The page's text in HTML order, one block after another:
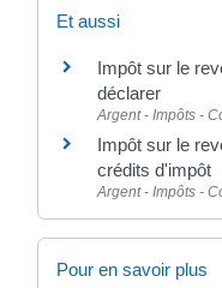
Et aussi
Impôt sur le
déclarer
Argent - Impôts -
Impôt sur le
crédits d'impôt
Argent - Impôts -
Pour en savoir plus